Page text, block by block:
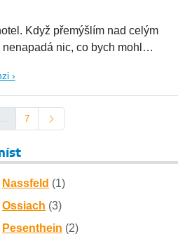
Když přemýšlím nad celým
nic, co bych mohl
›
… 7
Nassfeld (1)
Ossiach (3)
Pesenthein (2)